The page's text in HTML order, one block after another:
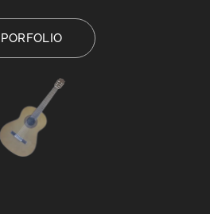
PORFOLIO